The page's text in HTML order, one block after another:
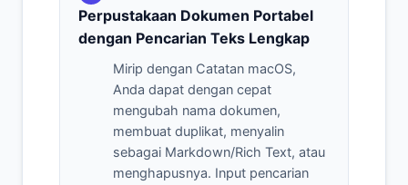
Perpustakaan Dokumen Portabel
dengan Pencarian Teks Lengkap
Mirip dengan Catatan macOS,
Anda dapat dengan cepat
mengubah nama dokumen,
membuat duplikat, menyalin
sebagai Markdown/Rich Text, atau
menghapusnya. Input pencarian